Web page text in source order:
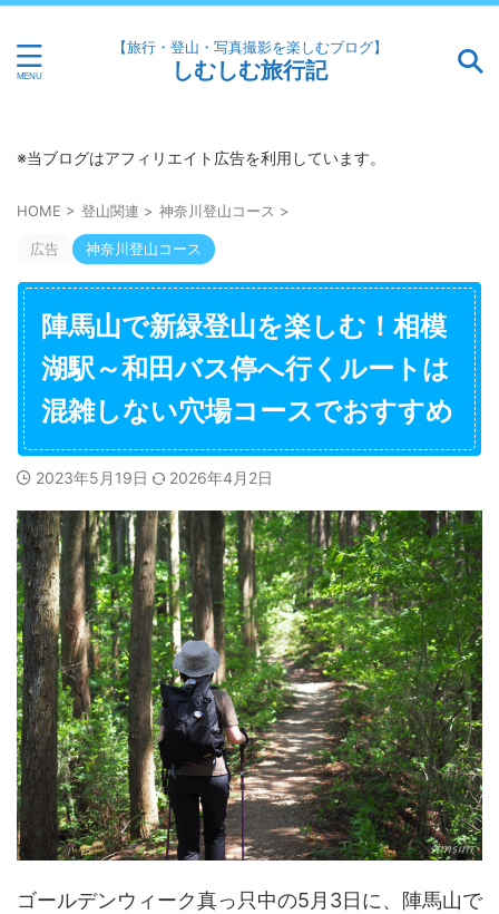
【旅行・登山・写真撮影を楽しむブログ】
しむしむ旅行記
※当ブログはアフィリエイト広告を利用しています。
HOME > 登山関連 > 神奈川登山コース >
広告 神奈川登山コース
陣馬山で新緑登山を楽しむ！相模
湖駅～和田バス停へ行くルートは
混雑しない穴場コースでおすすめ
2023年5月19日 2026年4月2日
ゴールデンウィーク真っ只中の5月3日に、陣馬山で